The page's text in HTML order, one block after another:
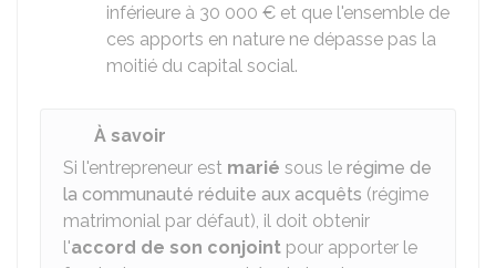
inférieure à 30 000 € et que l'ensemble de
ces apports en nature ne dépasse pas la
moitié du capital social.
À savoir
Si l'entrepreneur est marié sous le régime de
la communauté réduite aux acquêts (régime
matrimonial par défaut), il doit obtenir
l'accord de son conjoint pour apporter le